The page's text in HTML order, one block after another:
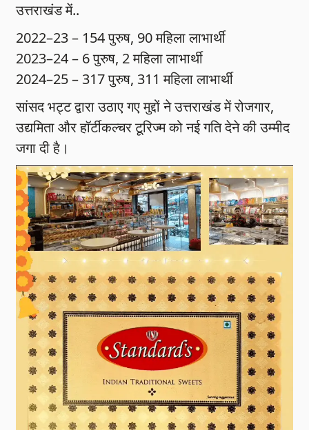
उत्तराखंड में..
2022–23 – 154 पुरुष, 90 महिला लाभार्थी
2023–24 – 6 पुरुष, 2 महिला लाभार्थी
2024–25 – 317 पुरुष, 311 महिला लाभार्थी
सांसद भट्ट द्वारा उठाए गए मुद्दों ने उत्तराखंड में रोजगार,
उद्यमिता और हॉर्टीकल्चर टूरिज्म को नई गति देने की उम्मीद
जगा दी है।